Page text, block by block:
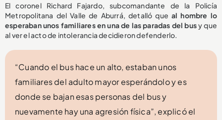
El coronel Richard Fajardo, subcomandante de la Policía
Metropolitana del Valle de Aburrá, detalló que al hombre lo
esperaban unos familiares en una de las paradas del busy que
al ver el acto de intolerancia decidieron defenderlo.
“Cuando el bus hace un alto, estaban unos
familiares del adulto mayor esperándolo y es
donde se bajan esas personas del bus y
nuevamente hay una agresión física”, explicó el